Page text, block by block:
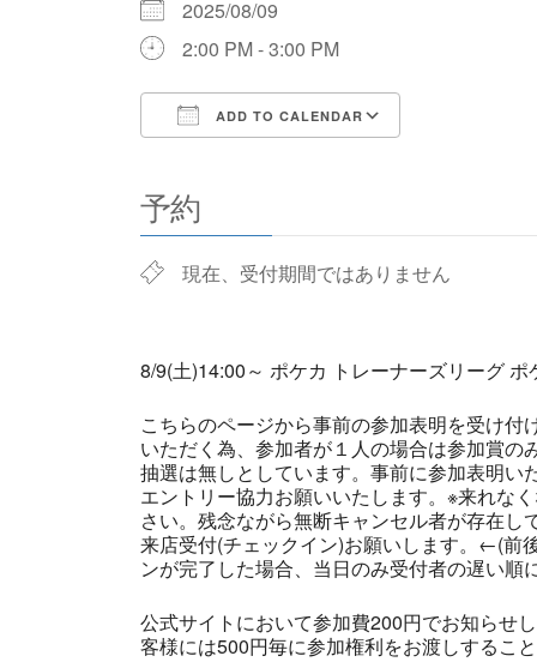
2025/08/09
2:00 PM - 3:00 PM
ADD TO CALENDAR
予約
現在、受付期間ではありません
8/9(土)14:00～ ポケカ トレーナーズリーグ
こちらのページから事前の参加表明を受け
いただく為、参加者が１人の場合は参加賞
抽選は無しとしています。事前に参加表明
エントリー協力お願いいたします。※来れな
さい。残念ながら無断キャンセル者が存在
来店受付(チェックイン)お願いします。←(前
ンが完了した場合、当日のみ受付者の遅い順
公式サイトにおいて参加費200円でお知らせ
客様には500円毎に参加権利をお渡しするこ